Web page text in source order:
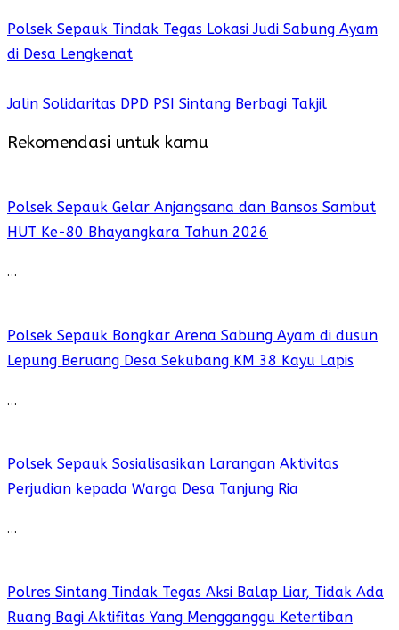
Polsek Sepauk Tindak Tegas Lokasi Judi Sabung Ayam
di Desa Lengkenat
Jalin Solidaritas DPD PSI Sintang Berbagi Takjil
Rekomendasi untuk kamu
Polsek Sepauk Gelar Anjangsana dan Bansos Sambut
HUT Ke-80 Bhayangkara Tahun 2026
…
Polsek Sepauk Bongkar Arena Sabung Ayam di dusun
Lepung Beruang Desa Sekubang KM 38 Kayu Lapis
…
Polsek Sepauk Sosialisasikan Larangan Aktivitas
Perjudian kepada Warga Desa Tanjung Ria
…
Polres Sintang Tindak Tegas Aksi Balap Liar, Tidak Ada
Ruang Bagi Aktifitas Yang Mengganggu Ketertiban